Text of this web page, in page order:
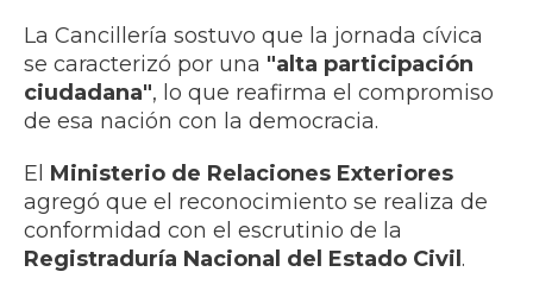
La Cancillería sostuvo que la jornada cívica
se caracterizó por una "alta participación
ciudadana", lo que reafirma el compromiso
de esa nación con la democracia.
El Ministerio de Relaciones Exteriores
agregó que el reconocimiento se realiza de
conformidad con el escrutinio de la
Registraduría Nacional del Estado Civil.